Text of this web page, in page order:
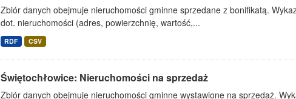
Zbiór danych obejmuje nieruchomości gminne sprzedane z bonifikatą.
dot. nieruchomości (adres, powierzchnię, wartość,...
RDF CSV
Świętochłowice: Nieruchomości na sprzedaż
Zbiór danych obejmuje nieruchomości gminne wystawione na sprzedaż.